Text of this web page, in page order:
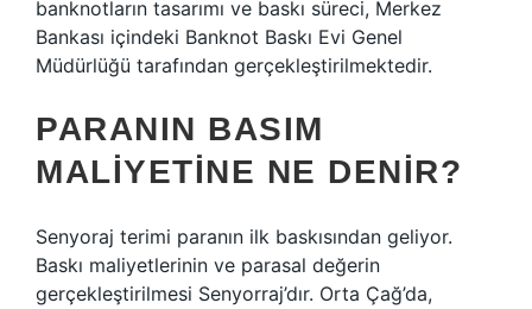
banknotların tasarımı ve baskı süreci, Merkez
Bankası içindeki Banknot Baskı Evi Genel
Müdürlüğü tarafından gerçekleştirilmektedir.
PARANIN BASIM
MALIYETINE NE DENIR?
Senyoraj terimi paranın ilk baskısından geliyor.
Baskı maliyetlerinin ve parasal değerin
gerçekleştirilmesi Senyorraj’dır. Orta Çağ’da,